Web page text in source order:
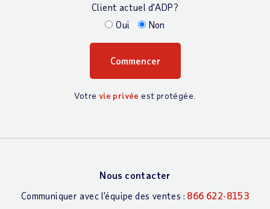
Client actuel d’ADP?
Oui
Non
Votre vie privée est protégée.
Nous contacter
Communiquer avec l’équipe des ventes : 866 622-8153